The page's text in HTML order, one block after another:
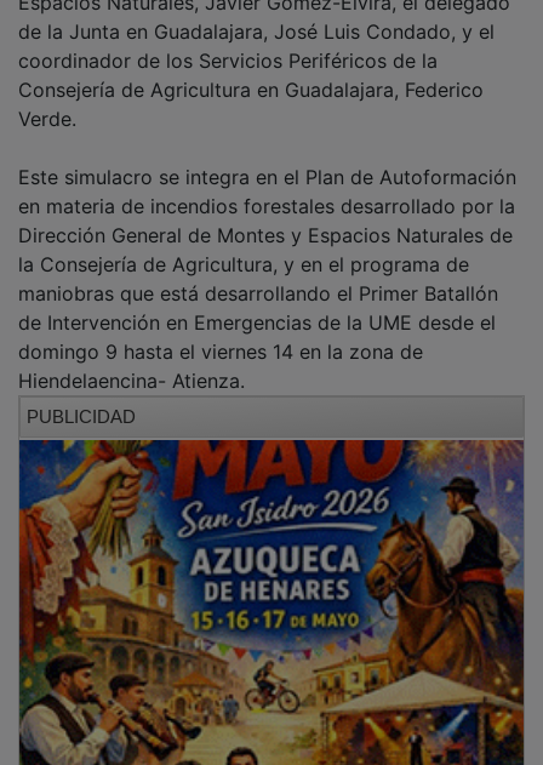
de la Junta en Guadalajara, José Luis Condado, y el
coordinador de los Servicios Periféricos de la
Consejería de Agricultura en Guadalajara, Federico
Verde.
en materia de incendios forestales desarrollado por la
Dirección General de Montes y Espacios Naturales de
la Consejería de Agricultura, y en el programa de
maniobras que está desarrollando el Primer Batallón
de Intervención en Emergencias de la UME desde el
domingo 9 hasta el viernes 14 en la zona de
Hiendelaencina- Atienza.